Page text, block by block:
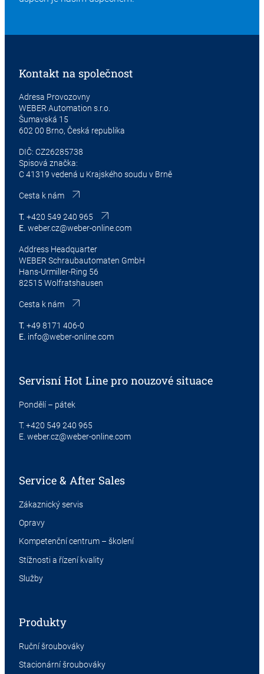
Kontakt na společnost
Adresa Provozovny
WEBER Automation s.r.o.
Šumavská 15
602 00 Brno, Česká republika
DIČ: CZ26285738
Spisová značka:
C 41319 vedená u Krajského soudu v Brně
Cesta k nám
T. +420 549 240 965
E. weber.cz@weber-online.com
Address Headquarter
WEBER Schraubautomaten GmbH
Hans-Urmiller-Ring 56
82515 Wolfratshausen
Cesta k nám
T. +49 8171 406-0
E. info@weber-online.com
Servisní Hot Line pro nouzové situace
Pondělí – pátek
T. +420 549 240 965
E. weber.cz@weber-online.com
Service & After Sales
Zákaznický servis
Opravy
Kompetenční centrum – školení
Stížnosti a řízení kvality
Služby
Produkty
Ruční šroubováky
Stacionární šroubováky